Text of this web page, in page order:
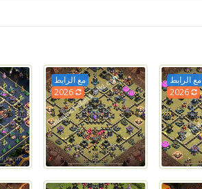
مع الرابط
2026
مع الرابط
2026